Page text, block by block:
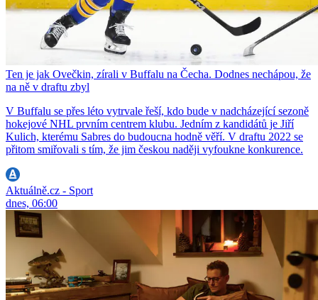
Ten je jak Ovečkin, zírali v Buffalu na Čecha. Dodnes nechápou, že
na ně v draftu zbyl
V Buffalu se přes léto vytrvale řeší, kdo bude v nadcházející sezoně
hokejové NHL prvním centrem klubu. Jedním z kandidátů je Jiří
Kulich, kterému Sabres do budoucna hodně věří. V draftu 2022 se
přitom smiřovali s tím, že jim českou naději vyfoukne konkurence.
Aktuálně.cz - Sport
dnes, 06:00